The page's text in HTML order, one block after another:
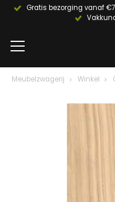
Gratis bezorging vanaf
Meubelzwagerij Winkel